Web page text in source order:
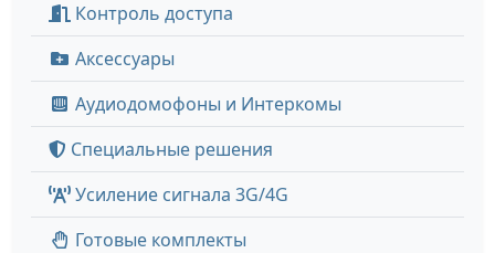
Контроль доступа
Аксессуары
Аудиодомофоны и Интеркомы
Специальные решения
Усиление сигнала 3G/4G
Готовые комплекты